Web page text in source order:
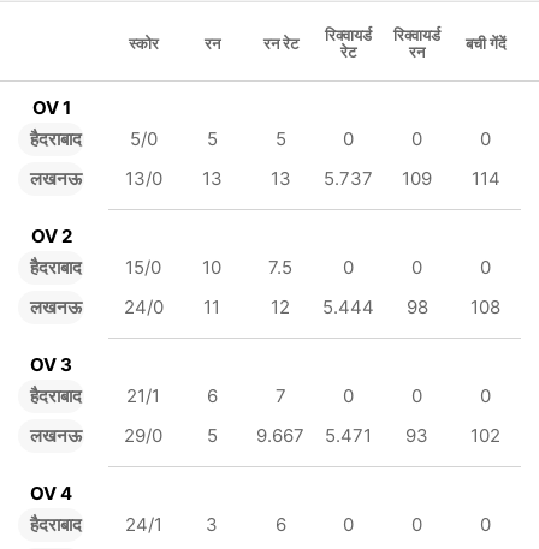
स्कोर रन रन रेट
रिक्वायर्ड
रेट
रिक्वायर्ड
रन
बची गेंदें
OV 1
हैदराबाद
लखनऊ
5/0 5 5 0 0
0
13/0
13 13 5.737 109 114
OV 2
हैदराबाद
लखनऊ
15/0 10 7.5 0 0
0
24/0
11 12 5.444 98 108
OV 3
हैदराबाद
लखनऊ
21/1 6 7 0 0
0
29/0
5 9.667 5.471 93 102
OV 4
हैदराबाद
24/1 3 6 0 0
0